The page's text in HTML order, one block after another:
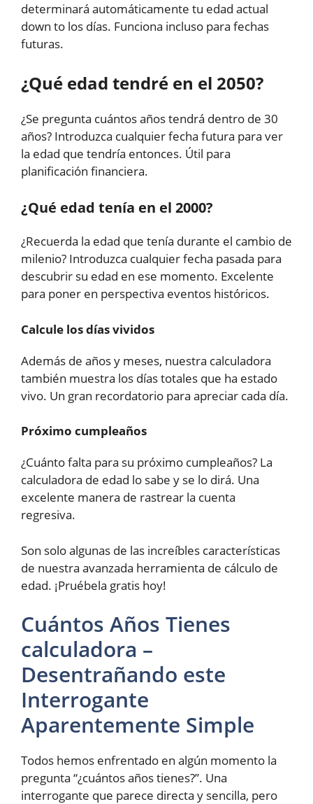
determinará automáticamente tu edad actual
down to los días. Funciona incluso para fechas
futuras.
¿Qué edad tendré en el 2050?
¿Se pregunta cuántos años tendrá dentro de 30
años? Introduzca cualquier fecha futura para ver
la edad que tendría entonces. Útil para
planificación financiera.
¿Qué edad tenía en el 2000?
¿Recuerda la edad que tenía durante el cambio de
milenio? Introduzca cualquier fecha pasada para
descubrir su edad en ese momento. Excelente
para poner en perspectiva eventos históricos.
Calcule los días vividos
Además de años y meses, nuestra calculadora
también muestra los días totales que ha estado
vivo. Un gran recordatorio para apreciar cada día.
Próximo cumpleaños
¿Cuánto falta para su próximo cumpleaños? La
calculadora de edad lo sabe y se lo dirá. Una
excelente manera de rastrear la cuenta
regresiva.
Son solo algunas de las increíbles características
de nuestra avanzada herramienta de cálculo de
edad. ¡Pruébela gratis hoy!
Cuántos Años Tienes
calculadora –
Desentrañando este
Interrogante
Aparentemente Simple
Todos hemos enfrentado en algún momento la
pregunta “¿cuántos años tienes?”. Una
interrogante que parece directa y sencilla, pero